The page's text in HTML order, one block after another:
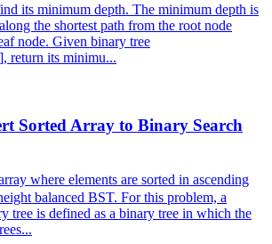
its minimum depth. The minimum depth is
the shortest path from the root node
node. Given binary tree
return its minimu...
Sorted Array to Binary Search
where elements are sorted in ascending
balanced BST. For this problem, a
tree is defined as a binary tree in which the